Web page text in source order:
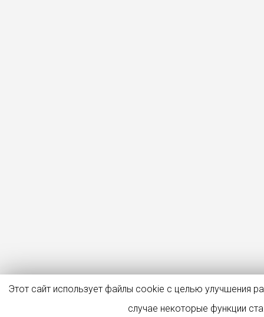
Этот сайт использует файлы cookie с целью улучшения
случае некоторые функции